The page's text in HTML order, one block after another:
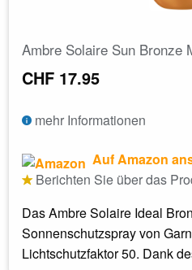
Ambre Solaire Sun Bronze
CHF 17.95
mehr Informationen
Auf Amazon
Berichten Sie über das
Das Ambre Solaire Ideal
Sonnenschutzspray von
Lichtschutzfaktor 50. Dank